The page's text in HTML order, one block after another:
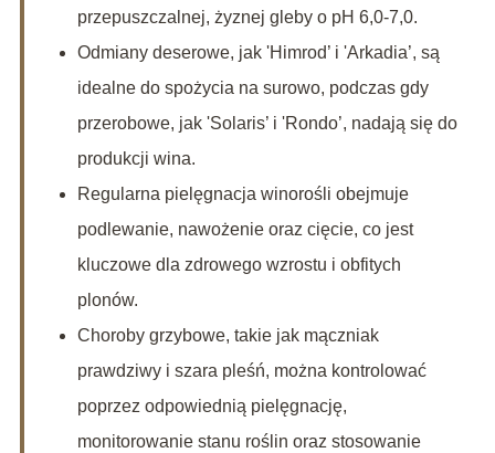
przepuszczalnej, żyznej gleby o pH 6,0-7,0.
Odmiany deserowe, jak 'Himrod’ i 'Arkadia’, są
idealne do spożycia na surowo, podczas gdy
przerobowe, jak 'Solaris’ i 'Rondo’, nadają się do
produkcji wina.
Regularna pielęgnacja winorośli obejmuje
podlewanie, nawożenie oraz cięcie, co jest
kluczowe dla zdrowego wzrostu i obfitych
plonów.
Choroby grzybowe, takie jak mączniak
prawdziwy i szara pleśń, można kontrolować
poprzez odpowiednią pielęgnację,
monitorowanie stanu roślin oraz stosowanie